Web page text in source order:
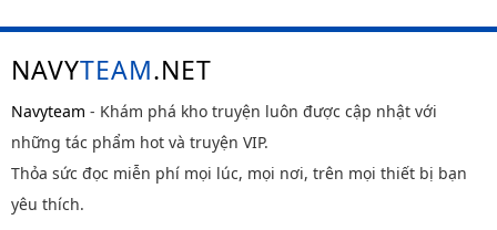
NAVYTEAM.NET
Navyteam - Khám phá kho truyện luôn được cập nhật với
những tác phẩm hot và truyện VIP.
Thỏa sức đọc miễn phí mọi lúc, mọi nơi, trên mọi thiết bị bạn
yêu thích.